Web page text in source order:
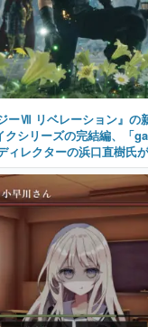
ーⅦ リベレーション』の
クシリーズの完結編、「
ィレクターの浜口直樹氏